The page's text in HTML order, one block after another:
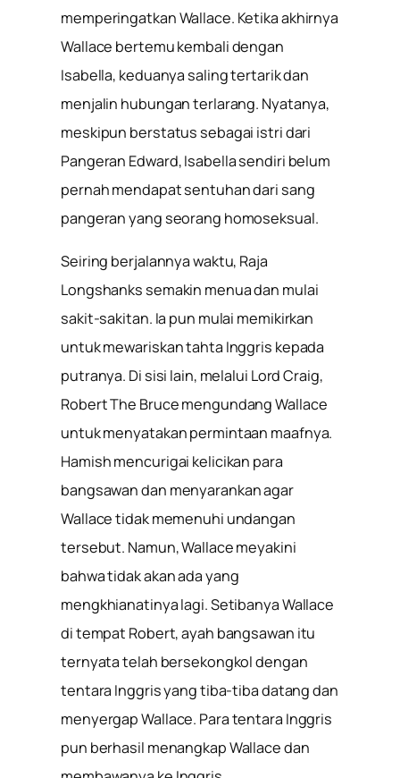
memperingatkan Wallace. Ketika akhirnya
Wallace bertemu kembali dengan
Isabella, keduanya saling tertarik dan
menjalin hubungan terlarang. Nyatanya,
meskipun berstatus sebagai istri dari
Pangeran Edward, Isabella sendiri belum
pernah mendapat sentuhan dari sang
pangeran yang seorang homoseksual.
Seiring berjalannya waktu, Raja
Longshanks semakin menua dan mulai
sakit-sakitan. Ia pun mulai memikirkan
untuk mewariskan tahta Inggris kepada
putranya. Di sisi lain, melalui Lord Craig,
Robert The Bruce mengundang Wallace
untuk menyatakan permintaan maafnya.
Hamish mencurigai kelicikan para
bangsawan dan menyarankan agar
Wallace tidak memenuhi undangan
tersebut. Namun, Wallace meyakini
bahwa tidak akan ada yang
mengkhianatinya lagi. Setibanya Wallace
di tempat Robert, ayah bangsawan itu
ternyata telah bersekongkol dengan
tentara Inggris yang tiba-tiba datang dan
menyergap Wallace. Para tentara Inggris
pun berhasil menangkap Wallace dan